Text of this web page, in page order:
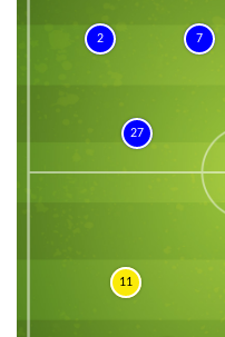
2 7
27
11